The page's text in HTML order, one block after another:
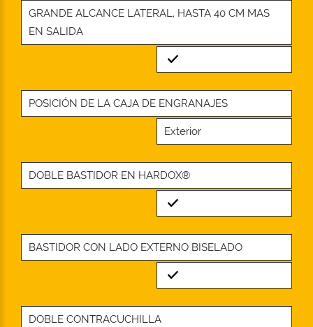
GRANDE ALCANCE LATERAL, HASTA 40 CM MAS
EN SALIDA
Standard
POSICIÓN DE LA CAJA DE ENGRANAJES
Exterior
DOBLE BASTIDOR EN HARDOX®
Standard
BASTIDOR CON LADO EXTERNO BISELADO
Standard
DOBLE CONTRACUCHILLA